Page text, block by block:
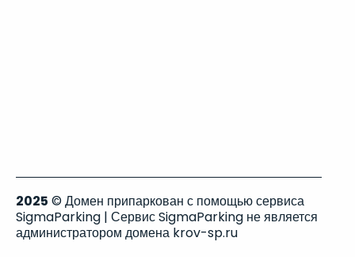
2025 © Домен припаркован с помощью сервиса
SigmaParking | Сервис SigmaParking не является
администратором домена krov-sp.ru